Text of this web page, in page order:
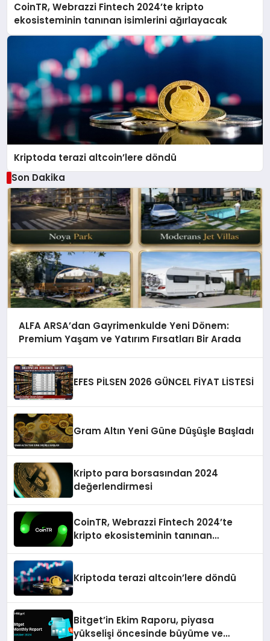
CoinTR, Webrazzi Fintech 2024’te kripto
ekosisteminin tanınan isimlerini ağırlayacak
Kriptoda terazi altcoin’lere döndü
Son Dakika
ALFA ARSA’dan Gayrimenkulde Yeni Dönem:
Premium Yaşam ve Yatırım Fırsatları Bir Arada
EFES PİLSEN 2026 GÜNCEL FİYAT LİSTESİ
Gram Altın Yeni Güne Düşüşle Başladı
Kripto para borsasından 2024
değerlendirmesi
CoinTR, Webrazzi Fintech 2024’te
kripto ekosisteminin tanınan
Kriptoda terazi altcoin’lere döndü
Bitget’in Ekim Raporu, piyasa
yükselişi öncesinde büyüme ve